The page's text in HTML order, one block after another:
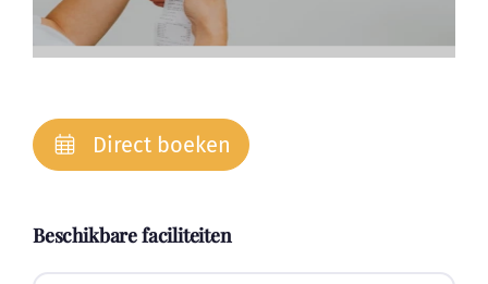
Direct boeken
Beschikbare faciliteiten